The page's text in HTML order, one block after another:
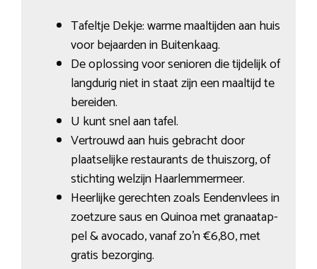
Tafeltje Dekje: warme maaltijden aan huis
voor bejaarden in Buitenkaag.
De oplossing voor senioren die tijdelijk of
langdurig niet in staat zijn een maaltijd te
bereiden.
U kunt snel aan tafel.
Vertrouwd aan huis gebracht door
plaatselijke restaurants de thuiszorg, of
stichting welzijn Haarlemmermeer.
Heerlijke gerechten zoals Eendenvlees in
zoetzure saus en Quinoa met gra­naat­ap­
pel & avo­ca­do, vanaf zo’n €6,80, met
gratis bezorging.